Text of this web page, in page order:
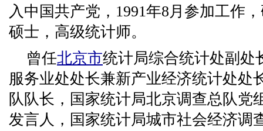
入中国共产党，1991年8月参加工作
硕士，高级统计师。
曾任北京市统计局综合统计处副处
服务业处处长兼新产业经济统计处处
队队长，国家统计局北京调查总队党
发言人，国家统计局城市社会经济调